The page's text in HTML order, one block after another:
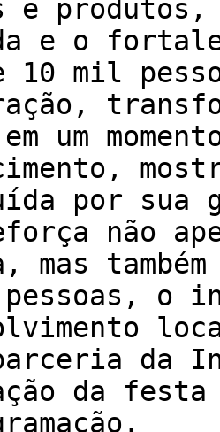
e
e o
10 mil
um
por sua
não
mas
pessoas, o
da
da